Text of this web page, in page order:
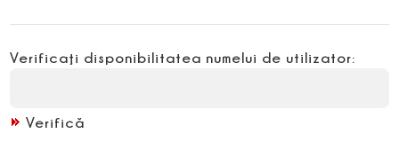
Verificaţi disponibilitatea numelui de utilizator:
Verifică